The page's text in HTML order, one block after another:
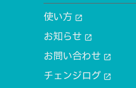
使い方 open_in_new
お知らせ open_in_new
お問い合わせ open_in_new
チェンジログ open_in_new